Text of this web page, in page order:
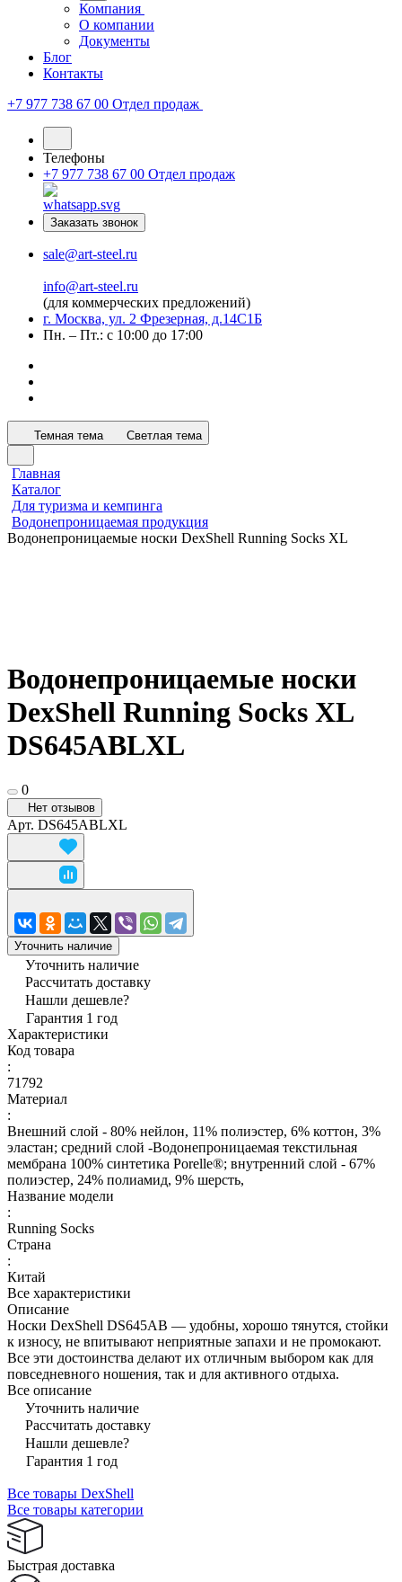
Компания
О компании
Документы
Блог
Контакты
+7 977 738 67 00 Отдел продаж
Телефоны
+7 977 738 67 00 Отдел продаж
Заказать звонок
sale@art-steel.ru
info@art-steel.ru
(для коммерческих предложений)
г. Москва, ул. 2 Фрезерная, д.14С1Б
Пн. – Пт.: с 10:00 до 17:00
Темная тема Светлая тема
Главная
Каталог
Для туризма и кемпинга
Водонепроницаемая продукция
Водонепроницаемые носки DexShell Running Socks XL
Водонепроницаемые носки
DexShell Running Socks XL
DS645ABLXL
0
Нет отзывов
Арт. DS645ABLXL
Уточнить наличие
Уточнить наличие
Рассчитать доставку
Нашли дешевле?
Гарантия 1 год
Характеристики
Код товара
:
71792
Материал
:
Внешний слой - 80% нейлон, 11% полиэстер, 6% коттон, 3%
эластан; средний слой -Водонепроницаемая текстильная
мембрана 100% синтетика Porelle®; внутренний слой - 67%
полиэстер, 24% полиамид, 9% шерсть,
Название модели
:
Running Socks
Страна
:
Китай
Все характеристики
Описание
Носки DexShell DS645AB — удобны, хорошо тянутся, стойки
к износу, не впитывают неприятные запахи и не промокают.
Все эти достоинства делают их отличным выбором как для
повседневного ношения, так и для активного отдыха.
Все описание
Уточнить наличие
Рассчитать доставку
Нашли дешевле?
Гарантия 1 год
Все товары DexShell
Все товары категории
Быстрая доставка